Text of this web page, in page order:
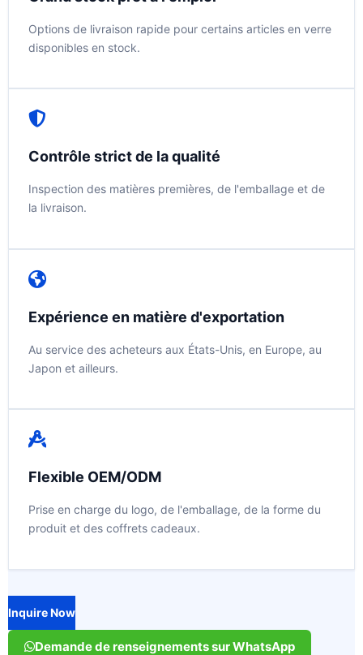
Options de livraison rapide pour certains articles en verre
disponibles en stock.
Contrôle strict de la qualité
Inspection des matières premières, de l'emballage et de
la livraison.
Expérience en matière d'exportation
Au service des acheteurs aux États-Unis, en Europe, au
Japon et ailleurs.
Flexible OEM/ODM
Prise en charge du logo, de l'emballage, de la forme du
produit et des coffrets cadeaux.
Inquire Now
Demande de renseignements sur WhatsApp